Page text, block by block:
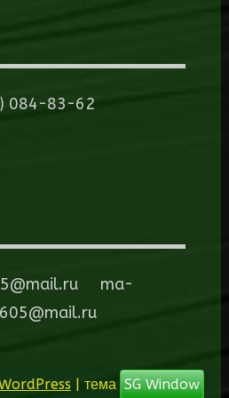
084-83-62
ma-
| тема SG Window